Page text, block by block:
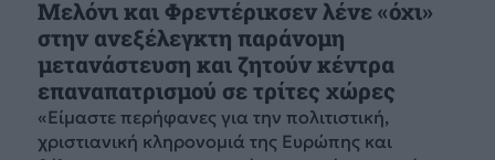
Μελόνι και Φρεντέρικσεν λένε «όχι»
στην ανεξέλεγκτη παράνομη
μετανάστευση και ζητούν κέντρα
επαναπατρισμού σε τρίτες χώρες
«Είμαστε περήφανες για την πολιτιστική,
χριστιανική κληρονομιά της Ευρώπης και